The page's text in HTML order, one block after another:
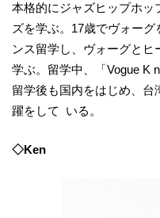
本格的にジャズヒップホッ
ズを学ぶ。17歳でヴォー
ンス留学し、ヴォーグと
学ぶ。留学中、「Vogue K
留学後も国内をはじめ、
躍をして いる。
◇Ken